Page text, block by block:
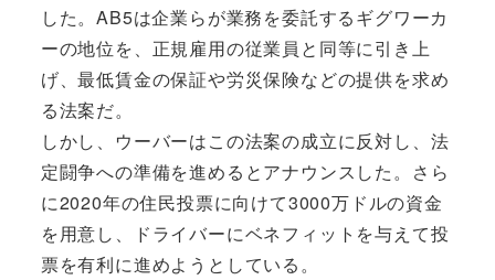
した。AB5は企業らが業務を委託するギグワーカ
ーの地位を、正規雇用の従業員と同等に引き上
げ、最低賃金の保証や労災保険などの提供を求め
る法案だ。
しかし、ウーバーはこの法案の成立に反対し、法
定闘争への準備を進めるとアナウンスした。さら
に2020年の住民投票に向けて3000万ドルの資金
を用意し、ドライバーにベネフィットを与えて投
票を有利に進めようとしている。